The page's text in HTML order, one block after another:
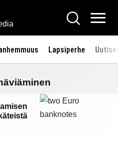
Hae
Lapsiperhe